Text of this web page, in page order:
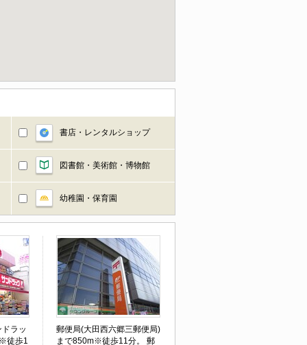
書店・レンタルショップ
図書館・美術館・博物館
幼稚園・保育園
ドラッ
徒歩1
郵便局(大田西六郷三郵便局)
まで850m※徒歩11分。 郵